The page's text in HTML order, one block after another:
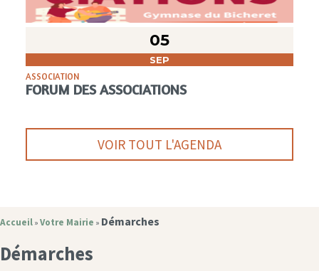
05
SEP
ASSOCIATION
FORUM DES ASSOCIATIONS
VOIR TOUT L'AGENDA
Accueil » Votre Mairie » Démarches
Démarches